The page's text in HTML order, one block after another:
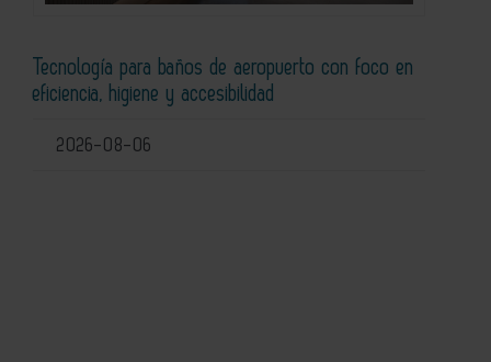
Tecnología para baños de aeropuerto con foco en
eficiencia, higiene y accesibilidad
2026-08-06